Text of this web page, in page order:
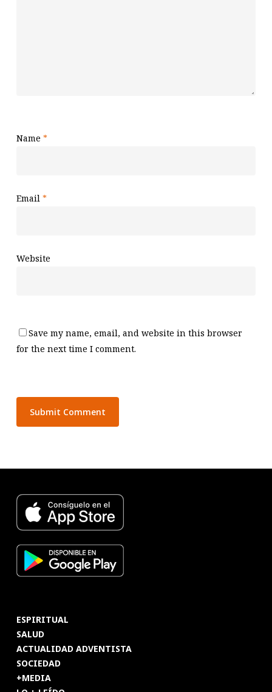
Name *
Email *
Website
Save my name, email, and website in this browser
for the next time I comment.
ESPIRITUAL
SALUD
ACTUALIDAD ADVENTISTA
SOCIEDAD
+MEDIA